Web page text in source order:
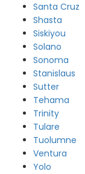
Santa Cruz
Shasta
Siskiyou
Solano
Sonoma
Stanislaus
Sutter
Tehama
Trinity
Tulare
Tuolumne
Ventura
Yolo